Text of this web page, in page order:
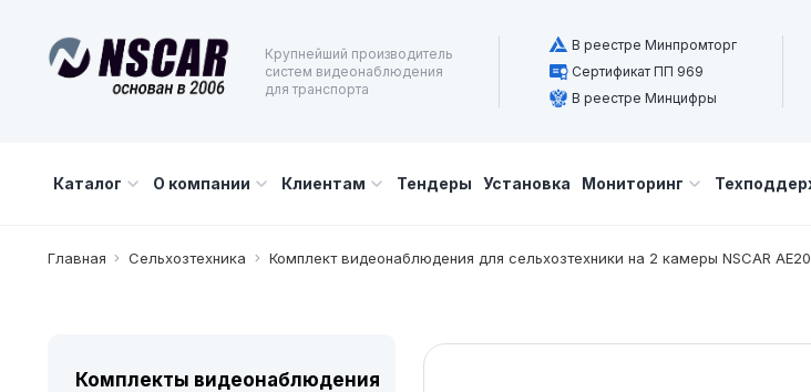
Крупнейший производитель
систем видеонаблюдения
для транспорта
В реестре Минпромторг
Сертификат ПП 969
В реестре Минцифры
Каталог О компании Клиентам Тендеры Установка Мониторинг
Главная Сельхозтехника Комплект видеонаблюдения для сельхозтехники на 2 камеры NSCAR
Комплекты видеонаблюдения